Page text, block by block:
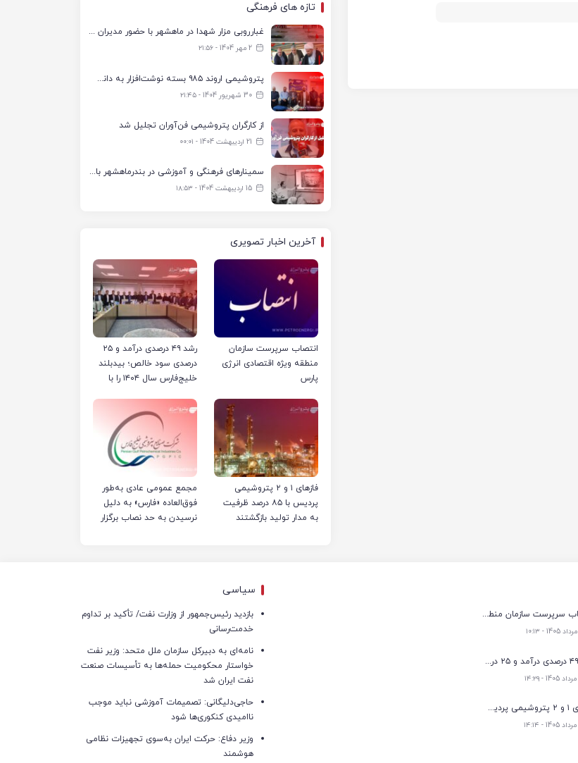
تازه های فرهنگی
غبارروبی مزار شهدا در ماهشهر با حضور مدیران پتروشیمی اروند و مسئولان شهری
2 مهر 1404 - ۲۱:۵۶
پتروشیمی اروند ۹۸۵ بسته نوشت‌افزار به دانش‌آموزان تحت پوشش کمیته امداد بندرماهشهر اهدا کرد
30 شهریور 1404 - ۲۱:۴۵
از کارگران پتروشیمی فن‌آوران تجلیل شد
21 اردیبهشت 1404 - ۰۰:۰۱
سمینارهای فرهنگی و آموزشی در بندرماهشهر با همکاری فرهنگ‌سرای پتروشیمی مارون
15 اردیبهشت 1404 - ۱۸:۵۳
آخرین اخبار تصویری
انتصاب سرپرست سازمان
منطقه ویژه اقتصادی انرژی
پارس
رشد ۴۹ درصدی درآمد و ۲۵
درصدی سود خالص؛ بیدبلند
خلیج‌فارس سال ۱۴۰۴ را با
رساند
فازهای ۱ و ۲ پتروشیمی
پردیس با ۸۵ درصد ظرفیت
به مدار تولید بازگشتند
مجمع عمومی عادی به‌طور
فوق‌العاده «فارس» به دلیل
نرسیدن به حد نصاب برگزار
انتصاب سرپرست سازمان منطقه ویژه اقتصادی انرژی پارس
رشد ۴۹ درصدی درآمد و ۲۵ درصدی سود خالص؛ بیدبلند خلیج‌فارس سال ۱۴۰۴ را با رکوردهای جدید به پایان رساند
فازهای ۱ و ۲ پتروشیمی پردیس با ۸۵ درصد ظرفیت به مدار تولید بازگشتند
سیاسی
بازدید رئیس‌جمهور از وزارت نفت/ تأکید بر تداوم
خدمت‌رسانی
نامه‌ای به دبیرکل سازمان ملل متحد: وزیر نفت
خواستار محکومیت حمله‌ها به تأسیسات صنعت
نفت ایران شد
حاجی‌دلیگانی: تصمیمات آموزشی نباید موجب
ناامیدی کنکوری‌ها شود
وزیر دفاع: حرکت ایران به‌سوی تجهیزات نظامی
هوشمند